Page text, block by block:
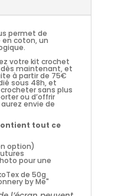
permet de
en coton, un
votre kit crochet
maintenant, et
à partir de 75€
sous 48h, et
sans plus
ou d’offrir
envie de
tout ce
option)
pour une
de 50g
by Me"